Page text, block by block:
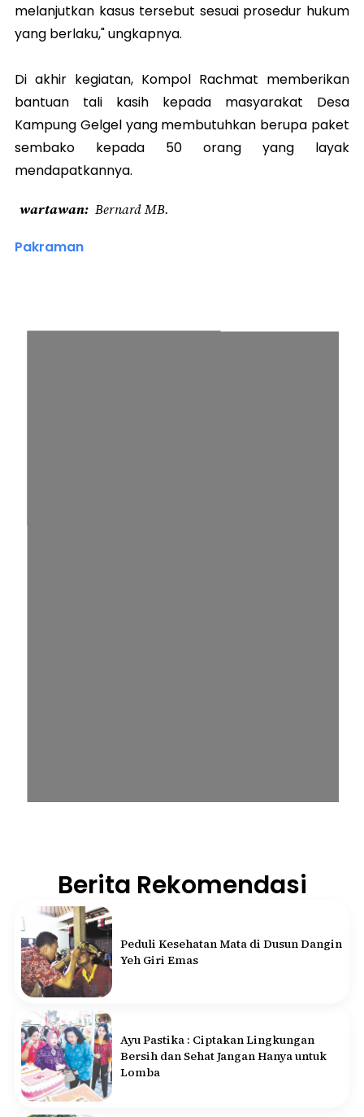
melanjutkan kasus tersebut sesuai prosedur hukum
yang berlaku," ungkapnya.
Di akhir kegiatan, Kompol Rachmat memberikan
bantuan tali kasih kepada masyarakat Desa
Kampung Gelgel yang membutuhkan berupa paket
sembako kepada 50 orang yang layak
mendapatkannya.
wartawan Bernard MB.
Pakraman
Berita Rekomendasi
Peduli Kesehatan Mata di Dusun Dangin
Yeh Giri Emas
Ayu Pastika : Ciptakan Lingkungan
Bersih dan Sehat Jangan Hanya untuk
Lomba